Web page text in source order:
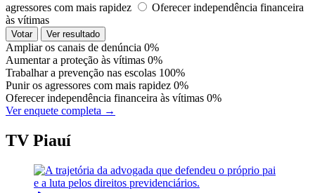
agressores com mais rapidez
Oferecer independência financeira
às vítimas
Votar Ver resultado
Ampliar os canais de denúncia 0%
Aumentar a proteção às vítimas 0%
Trabalhar a prevenção nas escolas 100%
Punir os agressores com mais rapidez 0%
Oferecer independência financeira às vítimas 0%
Ver enquete completa →
TV Piauí